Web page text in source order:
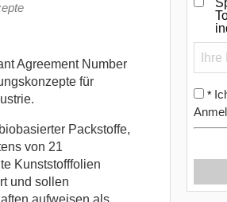
Agreement Number
für
Packstoffe,
von 21
Kunststofffolien
und sollen
*